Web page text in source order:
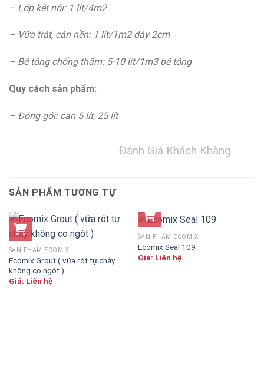
– Lớp kết nối: 1 lít/4m2
– Vữa trát, cán nền: 1 lít/1m2dày 2cm
– Bê tông chống thấm: 5-10 lít/1m3bê tông
Quy cách sản phẩm:
– Đóng gói: can 5 lít, 25 lít
Đánh Giá Khách Khàng
SẢN PHẨM TƯƠNG TỰ
SẢN PHẨM ECOMIX
Ecomix Grout ( vữa rót tự chảy
không co ngót )
Giá: Liên hệ
SẢN PHẨM ECOMIX
Ecomix Seal 109
Giá: Liên hệ